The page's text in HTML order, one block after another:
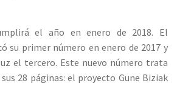
el año en enero de 2018. El
su primer número en enero de 2017 y
el tercero. Este nuevo número trata
28 páginas: el proyecto Gune Biziak